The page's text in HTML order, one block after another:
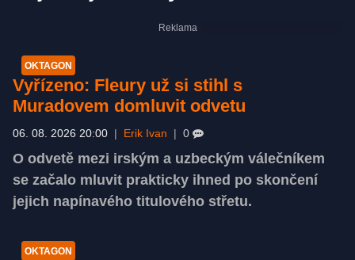
OKTAGON
Vyřízeno: Fleury už si stihl s
Muradovem domluvit odvetu
06. 08. 2026 20:00 Erik Ivan 0
O odvetě mezi irským a uzbeckým válečníkem
se začalo mluvit prakticky ihned po skončení
jejich napínavého titulového střetu.
OKTAGON